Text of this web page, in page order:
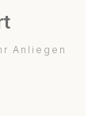
Anliegen